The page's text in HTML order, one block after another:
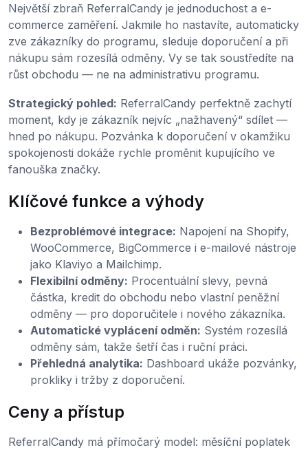
Největší zbraň ReferralCandy je jednoduchost a e-
commerce zaměření. Jakmile ho nastavíte, automaticky
zve zákazníky do programu, sleduje doporučení a při
nákupu sám rozesílá odměny. Vy se tak soustředíte na
růst obchodu — ne na administrativu programu.
Strategický pohled: ReferralCandy perfektně zachytí
moment, kdy je zákazník nejvíc „nažhavený“ sdílet —
hned po nákupu. Pozvánka k doporučení v okamžiku
spokojenosti dokáže rychle proměnit kupujícího ve
fanouška značky.
Klíčové funkce a výhody
Bezproblémové integrace: Napojení na Shopify,
WooCommerce, BigCommerce i e-mailové nástroje
jako Klaviyo a Mailchimp.
Flexibilní odměny: Procentuální slevy, pevná
částka, kredit do obchodu nebo vlastní peněžní
odměny — pro doporučitele i nového zákazníka.
Automatické vyplácení odměn: Systém rozesílá
odměny sám, takže šetří čas i ruční práci.
Přehledná analytika: Dashboard ukáže pozvánky,
prokliky i tržby z doporučení.
Ceny a přístup
ReferralCandy má přímočarý model: měsíční poplatek